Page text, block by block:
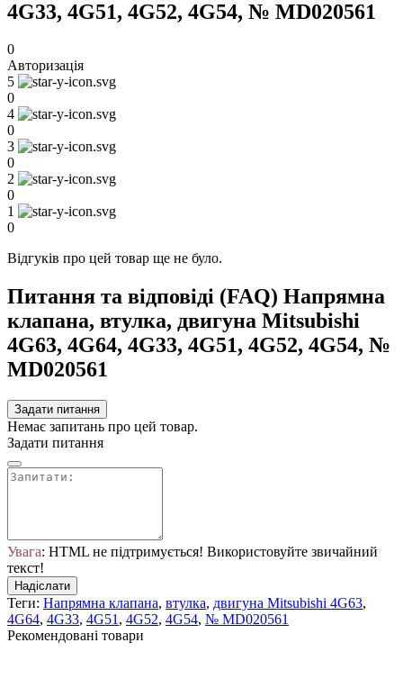
4G33, 4G51, 4G52, 4G54, № MD020561
0
Авторизація
5
0
4
0
3
0
2
0
1
0
Відгуків про цей товар ще не було.
Питання та відповіді (FAQ) Напрямна
клапана, втулка, двигуна Mitsubishi
4G63, 4G64, 4G33, 4G51, 4G52, 4G54, №
MD020561
Задати питання
Немає запитань про цей товар.
Задати питання
Увага: HTML не підтримується! Використовуйте звичайний
текст!
Надіслати
Теги: Напрямна клапана, втулка, двигуна Mitsubishi 4G63,
4G64, 4G33, 4G51 , 4G52, 4G54, № MD020561
Рекомендовані товари